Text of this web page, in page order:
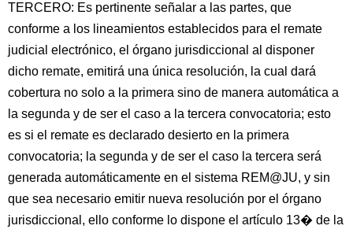
TERCERO: Es pertinente señalar a las partes, que
conforme a los lineamientos establecidos para el remate
judicial electrónico, el órgano jurisdiccional al disponer
dicho remate, emitirá una única resolución, la cual dará
cobertura no solo a la primera sino de manera automática a
la segunda y de ser el caso a la tercera convocatoria; esto
es si el remate es declarado desierto en la primera
convocatoria; la segunda y de ser el caso la tercera será
generada automáticamente en el sistema REM@JU, y sin
que sea necesario emitir nueva resolución por el órgano
jurisdiccional, ello conforme lo dispone el artículo 13� de la